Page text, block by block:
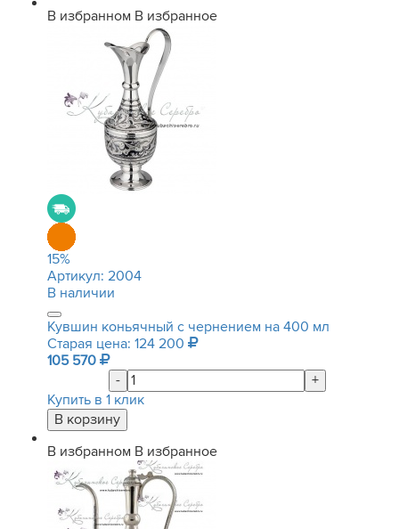
В избранном В избранное
15%
Артикул: 2004
В наличии
Кувшин коньячный с чернением на 400 мл
Старая цена: 124 200
105 570
-
+
Купить в 1 клик
В избранном В избранное